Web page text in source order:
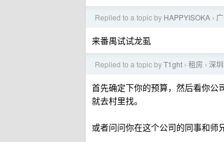
Replied to a topic by HAPPYISOKA ›
来番禺试试龙虱
Replied to a topic byT1ght › 租房 › 深
首先确定下你的预算，然后看你公
就去村里找。
或者问问你在这个公司的同事和师